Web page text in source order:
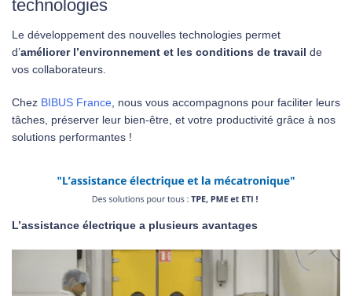
technologies
Le développement des nouvelles technologies permet
d’améliorer l’environnement et les conditions de travail de
vos collaborateurs.
Chez BIBUS France , nous vous accompagnons pour faciliter leurs
tâches, préserver leur bien-être, et votre productivité grâce à nos
solutions performantes !
L’assistance électrique a plusieurs avantages